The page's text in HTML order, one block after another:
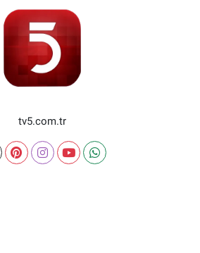
tv5.com.tr